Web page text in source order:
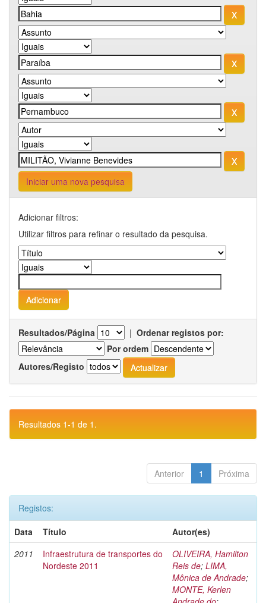
Iniciar uma nova pesquisa
Adicionar filtros:
Utilizar filtros para refinar o resultado da pesquisa.
Resultados/Página | Ordenar registos por:
Por ordem
Autores/Registo
Resultados 1-1 de 1.
Anterior 1 Próxima
Registos:
Data
Título
Autor(es)
2011
Infraestrutura de transportes do
Nordeste 2011
OLIVEIRA, Hamilton
Reis de; LIMA,
Mônica de Andrade;
MONTE, Kerlen